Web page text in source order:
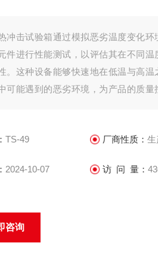
冲击试验箱通过模拟恶劣温度变化环
件进行性能测试，以评估其在不同温
。这种设备能够快速地在低温与高温
可能遇到的恶劣环境，为产品的质量
TS-49 厂商性质： 生
2024-10-07 访 问 量：
咨询